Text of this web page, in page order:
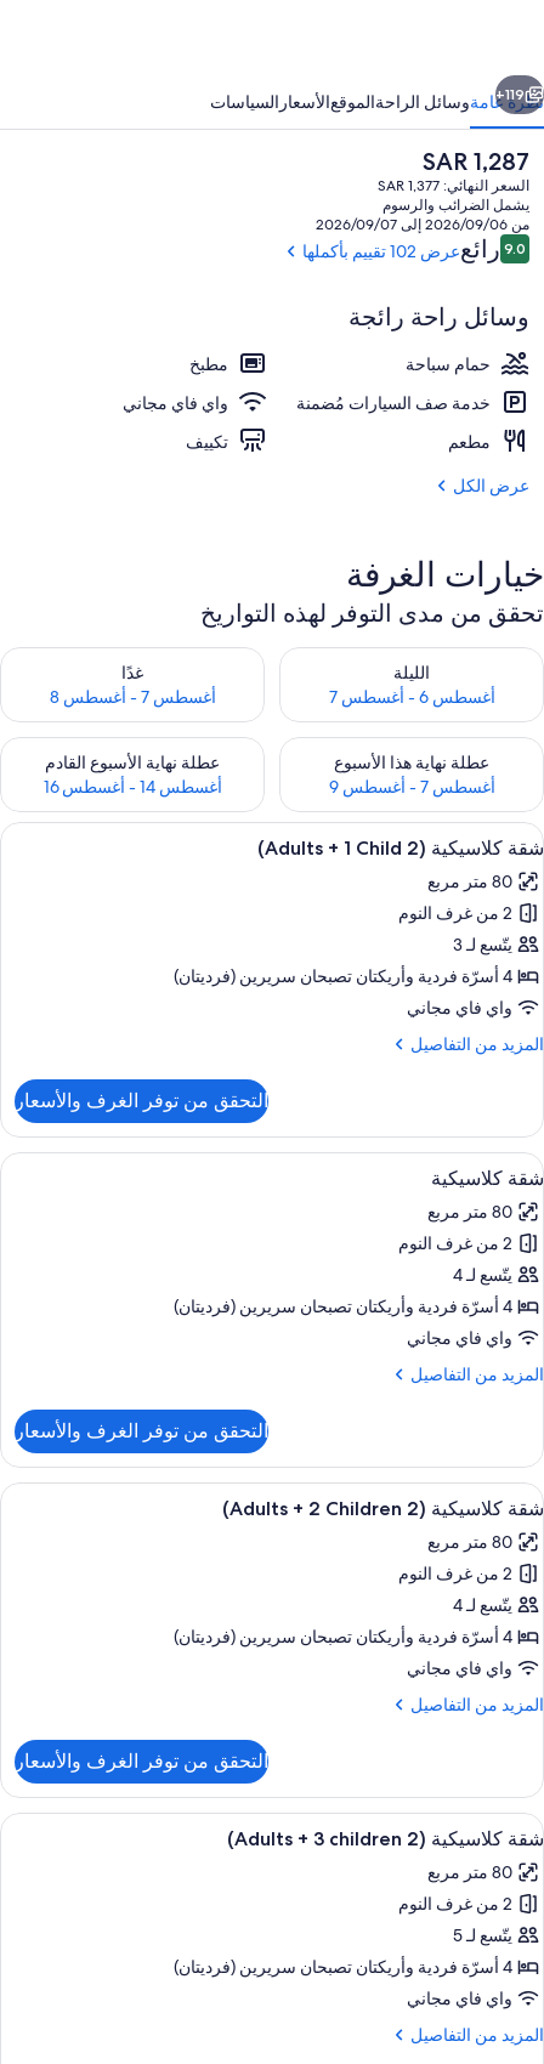
بيتش
كلوب
التالي
119+
نظرة عامةوسائل الراحةالموقعالأسعار السياسات
السعر
الحالي
هو
SAR
1,287
SAR 1,287
السعر النهائي: SAR 1,377
يشمل الضرائب والرسوم
من 2026/09/06 إلى 2026/09/07
التقييمات
9.09.0 من 10رائععرض 102 تقييم بأكملها
وسائل راحة رائجة
حمام سباحة
مطبخ
خدمة صف السيارات مُضمنة
واي فاي مجاني
مطعم
تكييف
عرض الكل
خيارات الغرفة
تحقق من مدى التوفر لهذه التواريخ
الليلة
أغسطس 6 - أغسطس 7
تحقق من مدى التوفر لليلة للفترة أغسطس 6 - أغسطس 7
غدًا
أغسطس 7 - أغسطس 8
تحقق من مدى التوفر لغد للفترة أغسطس
عطلة نهاية هذا الأسبوع
أغسطس 7 - أغسطس 9
تحقق من مدى التوفر لعطلة نهاية هذا الأسبوع للفترة أغسطس 7 - أغسطس 9
عطلة نهاية الأسبوع القادم
أغسطس 14 - أغسطس 16
تحقق من مدى التوفر لعطلة نهاية
استعراض
جميع
صور
شقة
كلاسيكية
(2
Adults
+
1
8
شقة كلاسيكية (2 Adults + 1 Child)
80 متر مربع
2 من غرف النوم
يتّسع لـ 3
4 أسرّة فردية‫‬ وأريكتان تصبحان سريرين (فرديتان)
واي فاي مجاني
المزيد من التفاصيل
المزيد
شقة
كلاسيكية
(2
+
Child)
التحقق من توفر الغرف والأسعار
استعراض
جميع
صور
شقة
كلاسيكية
8
شقة كلاسيكية
80 متر مربع
2 من غرف النوم
يتّسع لـ 4
4 أسرّة فردية‫‬ وأريكتان تصبحان سريرين (فرديتان)
واي فاي مجاني
المزيد من التفاصيل
المزيد
شقة
كلاسيكية
التحقق من توفر الغرف والأسعار
استعراض
جميع
صور
شقة
كلاسيكية
(2
Adults
+
2
8
شقة كلاسيكية (2 Adults + 2 Children)
80 متر مربع
2 من غرف النوم
يتّسع لـ 4
4 أسرّة فردية‫‬ وأريكتان تصبحان سريرين (فرديتان)
واي فاي مجاني
المزيد من التفاصيل
المزيد
شقة
كلاسيكية
(2
+
2
Children)
التحقق من توفر الغرف والأسعار
استعراض
جميع
صور
شقة
كلاسيكية
(2
Adults
+
3
8
شقة كلاسيكية (2 Adults + 3 children)
80 متر مربع
2 من غرف النوم
يتّسع لـ 5
4 أسرّة فردية‫‬ وأريكتان تصبحان سريرين (فرديتان)
واي فاي مجاني
المزيد من التفاصيل
المزيد